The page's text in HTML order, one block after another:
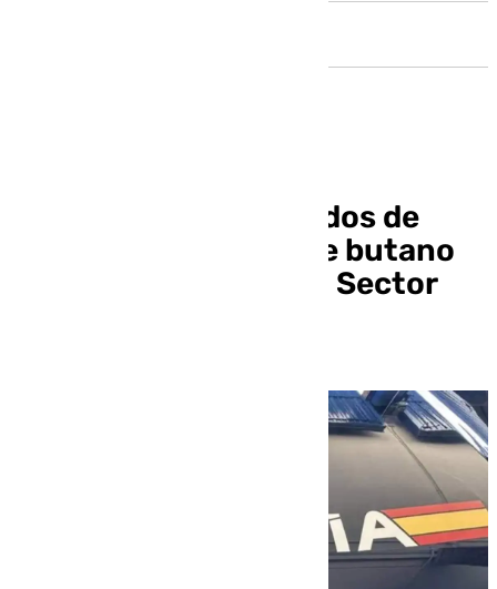
Detenidos dos acusados de
robar 19 bombonas de butano
en una gasolinera del Sector